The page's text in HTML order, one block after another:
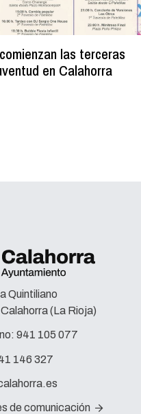
las terceras
en Calahorra
Quintiliano
(La Rioja)
941 105 077
146 327
de comunicación